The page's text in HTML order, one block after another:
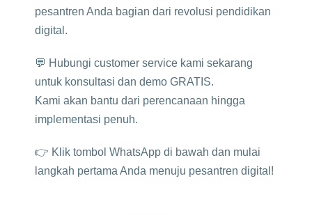
pesantren Anda bagian dari revolusi pendidikan
digital.
💬 Hubungi customer service kami sekarang
untuk konsultasi dan demo GRATIS.
Kami akan bantu dari perencanaan hingga
implementasi penuh.
👉 Klik tombol WhatsApp di bawah dan mulai
langkah pertama Anda menuju pesantren digital!